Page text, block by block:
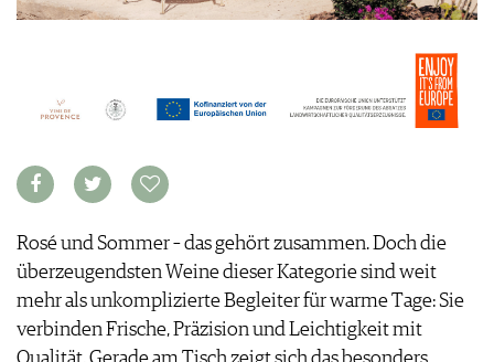
KULINARIK
EXTRAS
AUSGABE
ARCHIV
MEDIATHEK
BILDSTRECKEN
WEINWIRTSCHAFT
WEINSZENE
VINOPHILES
ARCHIV
AWARDS
TRINKREIFETABELLE
Rosé und Sommer – das gehört zusammen. Doch die
überzeugendsten Weine dieser Kategorie sind weit
mehr als unkomplizierte Begleiter für warme Tage: Sie
verbinden Frische, Präzision und Leichtigkeit mit